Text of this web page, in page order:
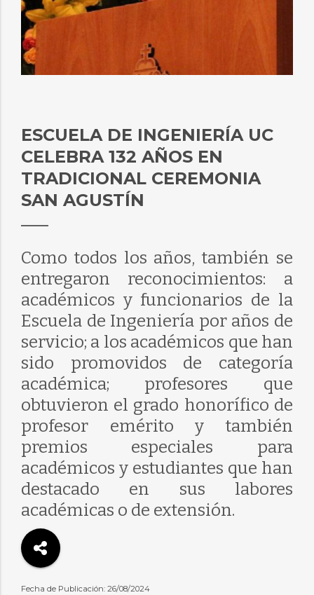
ESCUELA DE INGENIERÍA UC
CELEBRA 132 AÑOS EN
TRADICIONAL CEREMONIA
SAN AGUSTÍN
Como todos los años, también se
entregaron reconocimientos: a
académicos y funcionarios de la
Escuela de Ingeniería por años de
servicio; a los académicos que han
sido promovidos de categoría
académica; profesores que
obtuvieron el grado honorífico de
profesor emérito y también
premios especiales para
académicos y estudiantes que han
destacado en sus labores
académicas o de extensión.
Fecha de Publicación: 26/08/2024